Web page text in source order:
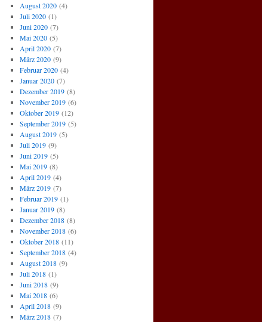
August 2020(4)
Juli 2020(1)
Juni 2020(7)
Mai 2020(5)
April 2020(7)
März 2020(9)
Februar 2020(4)
Januar 2020(7)
Dezember 2019(8)
November 2019(6)
Oktober 2019(12)
September 2019(5)
August 2019(5)
Juli 2019(9)
Juni 2019(5)
Mai 2019(8)
April 2019(4)
März 2019(7)
Februar 2019(1)
Januar 2019(8)
Dezember 2018(8)
November 2018(6)
Oktober 2018(11)
September 2018(4)
August 2018(9)
Juli 2018(1)
Juni 2018(9)
Mai 2018(6)
April 2018(9)
März 2018(7)